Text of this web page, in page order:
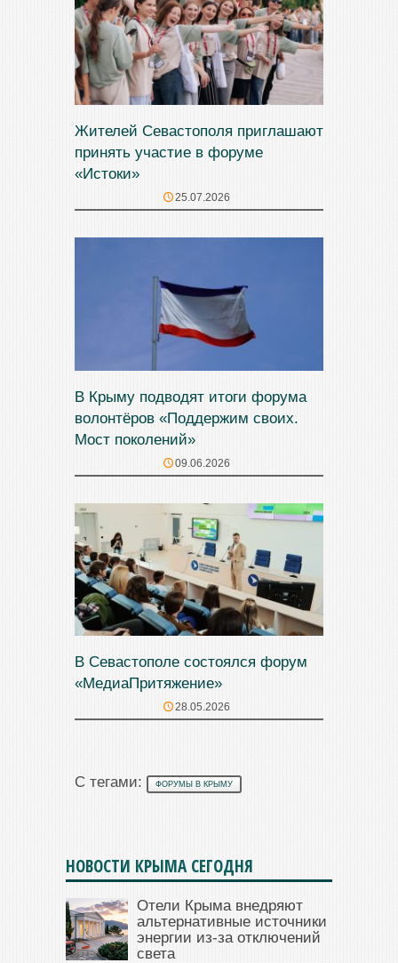
Жителей Севастополя приглашают
принять участие в форуме
«Истоки»
25.07.2026
В Крыму подводят итоги форума
волонтёров «Поддержим своих.
Мост поколений»
09.06.2026
В Севастополе состоялся форум
«МедиаПритяжение»
28.05.2026
С тегами: ФОРУМЫ В КРЫМУ
НОВОСТИ КРЫМА СЕГОДНЯ
Отели Крыма внедряют
альтернативные источники
энергии из-за отключений
света